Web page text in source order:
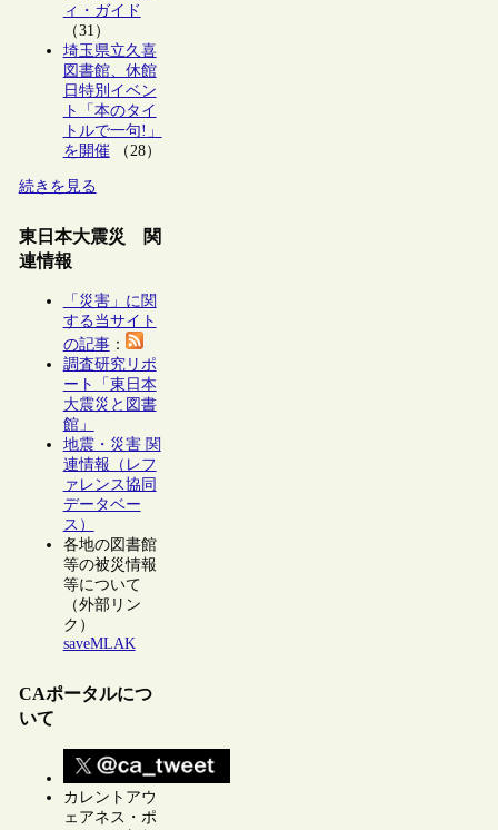
ィ・ガイド
（31）
埼玉県立久喜
図書館、休館
日特別イベン
ト「本のタイ
トルで一句!」
を開催（28）
続きを見る
東日本大震災 関
連情報
「災害」に関
する当サイト
の記事：
調査研究リポ
ート「東日本
大震災と図書
館」
地震・災害 関
連情報（レフ
ァレンス協同
データベー
ス）
各地の図書館
等の被災情報
等について
（外部リン
ク）
saveMLAK
CAポータルにつ
いて
カレントアウ
ェアネス・ポ